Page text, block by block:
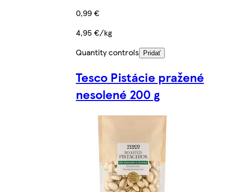
0,99 €
4,95 €/kg
Quantity controls
Pridať
Tesco Pistácie pražené
nesolené 200 g